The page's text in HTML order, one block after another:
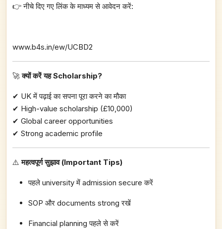
👉 नीचे दिए गए लिंक के माध्यम से आवेदन करें:
www.b4s.in/ew/UCBD2
🚀क्यों करें यह Scholarship?
✔ UK में पढ़ाई का सपना पूरा करने का मौका
✔ High-value scholarship (£10,000)
✔ Global career opportunities
✔ Strong academic profile
⚠️महत्वपूर्ण सुझाव (Important Tips)
पहले university में admission secure करें
SOP और documents strong रखें
Financial planning पहले से करें